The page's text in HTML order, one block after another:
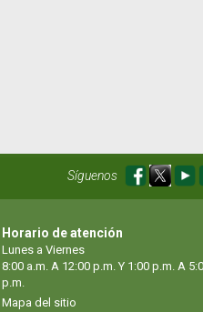
Síguenos
Horario de atención
Lunes a Viernes
8:00 a.m. A 12:00 p.m. Y 1:00 p.m. A
p.m.
Mapa del sitio